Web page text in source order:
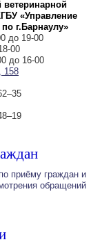
ветеринарной
«Управление
г.Барнаулу»
до 19-00
00
до 16-00
158
приёму граждан и
обращений